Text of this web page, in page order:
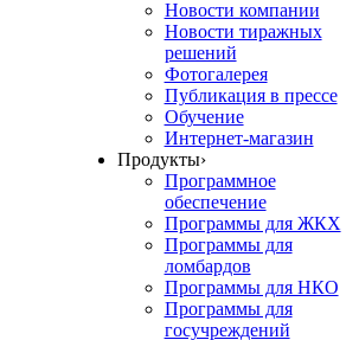
Новости компании
Новости тиражных
решений
Фотогалерея
Публикация в прессе
Обучение
Интернет-магазин
Продукты›
Программное
обеспечение
Программы для ЖКХ
Программы для
ломбардов
Программы для НКО
Программы для
госучреждений